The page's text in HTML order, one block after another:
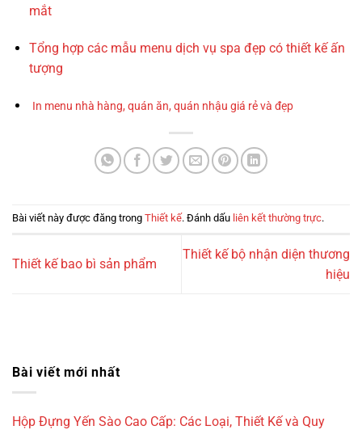
mắt
Tổng hợp các mẫu menu dịch vụ spa đẹp có thiết kế ấn
tượng
In menu nhà hàng, quán ăn, quán nhậu giá rẻ và đẹp
Bài viết này được đăng trong Thiết kế. Đánh dấu liên kết thường trực.
Thiết kế bao bì sản phẩm
Thiết kế bộ nhận diện thương
hiệu
Bài viết mới nhất
Hộp Đựng Yến Sào Cao Cấp: Các Loại, Thiết Kế và Quy